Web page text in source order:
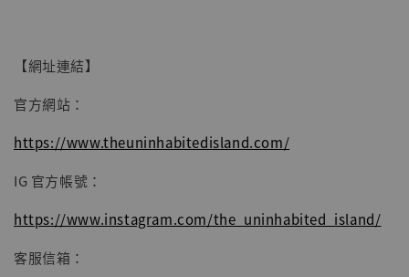
【網址連結】
官方網站：
https://www.theuninhabitedisland.com/
IG 官方帳號：
https://www.instagram.com/the_uninhabited_island/
客服信箱：